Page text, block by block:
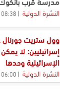
النشرة الدولية 08:38
وول ستريت
إسرائيليين: لا
الإسرائيلية وحدها
النشرة الدولية 06:00